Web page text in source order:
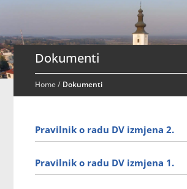
Dokumenti
Home/ Dokumenti
Pravilnik o radu DV izmjena 2.
Pravilnik o radu DV izmjena 1.